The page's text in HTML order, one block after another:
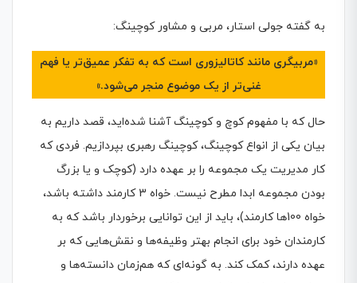
به گفته جولی استار، مربی و مشاور کوچینگ:
«مربیگری مانند کاتالیزوری است که به تفکر عمیق‌تر یا فهم
غنی‌تر از یک موضوع منجر می‌شود.»
حال که با مفهوم کوچ و کوچینگ آشنا شده‌اید، قصد داریم به
بیان یکی از انواع کوچینگ، کوچینگ رهبری بپردازیم. فردی که
کار مدیریت یک مجموعه را بر عهده دارد (کوچک و یا بزرگ
بودن مجموعه ابدا مطرح نیست. خواه 3 کارمند داشته باشد،
خواه 100ها کارمند)، باید از این توانایی برخوردار باشد که به
کارمندان خود برای انجام بهتر وظیفه‌ها و نقش‌هایی که بر
عهده دارند، کمک کند. به گونه‌ای که هم‌زمان دانسته‌ها و